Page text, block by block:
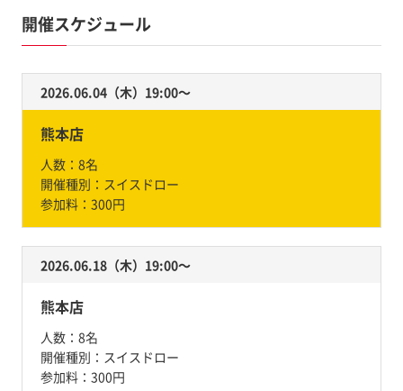
開催スケジュール
2026.06.04（木）19:00〜
熊本店
人数： 8名
開催種別： スイスドロー
参加料： 300円
2026.06.18（木）19:00〜
熊本店
人数： 8名
開催種別： スイスドロー
参加料： 300円